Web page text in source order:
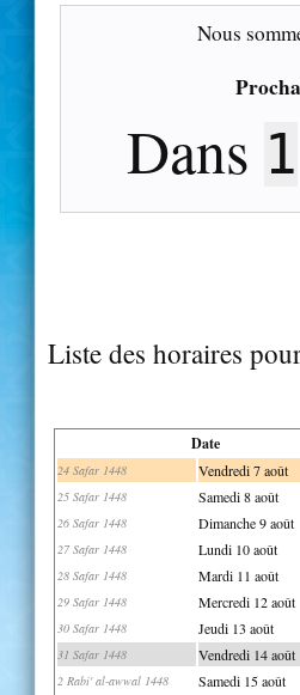
Nous
Dans 1
Liste des horaires
Date
24 Safar 1448 Vendredi 7 août
25 Safar 1448 Samedi 8 août
26 Safar 1448 Dimanche 9 août
27 Safar 1448 Lundi 10 août
28 Safar 1448 Mardi 11 août
29 Safar 1448 Mercredi 12 août
30 Safar 1448 Jeudi 13 août
31 Safar 1448 Vendredi 14 août
2 Rabi' al-awwal 1448 Samedi 15 août